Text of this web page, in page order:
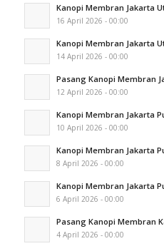
Kanopi Membran Jakarta
16 April 2026 - 00:00
Kanopi Membran Jakarta
14 April 2026 - 00:00
Pasang Kanopi Membran
12 April 2026 - 00:00
Kanopi Membran Jakarta
10 April 2026 - 00:00
Kanopi Membran Jakarta
8 April 2026 - 00:00
Kanopi Membran Jakarta
6 April 2026 - 00:00
Pasang Kanopi Membran
4 April 2026 - 00:00